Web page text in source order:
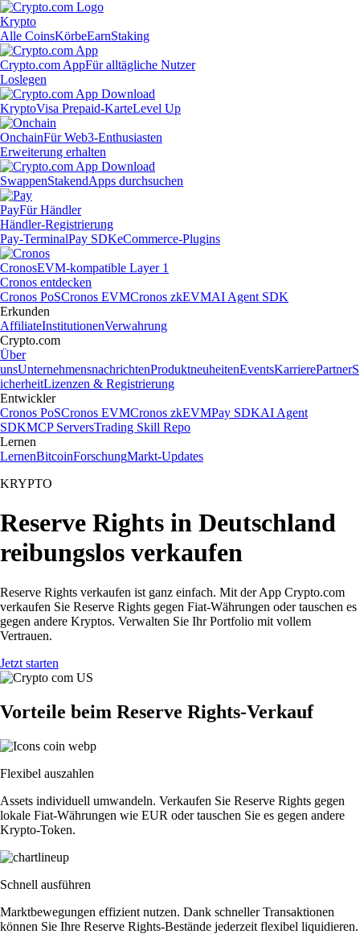
Krypto
Alle CoinsKörbeEarnStaking
Crypto.com AppFür alltägliche Nutzer
Loslegen
KryptoVisa Prepaid-KarteLevel Up
OnchainFür Web3-Enthusiasten
Erweiterung erhalten
SwappenStakendApps durchsuchen
PayFür Händler
Händler-Registrierung
Pay-TerminalPay SDKeCommerce-Plugins
CronosEVM-kompatible Layer 1
Cronos entdecken
Cronos PoSCronos EVMCronos zkEVMAI Agent SDK
Erkunden
AffiliateInstitutionenVerwahrung
Crypto.com
Über
unsUnternehmensnachrichtenProduktneuheitenEventsKarrierePartnerS
icherheitLizenzen & Registrierung
Entwickler
Cronos PoSCronos EVMCronos zkEVMPay SDKAI Agent
SDKMCP ServersTrading Skill Repo
Lernen
LernenBitcoinForschungMarkt-Updates
KRYPTO
Reserve Rights in Deutschland
reibungslos verkaufen
Reserve Rights verkaufen ist ganz einfach. Mit der App Crypto.com
verkaufen Sie Reserve Rights gegen Fiat-Währungen oder tauschen es
gegen andere Kryptos. Verwalten Sie Ihr Portfolio mit vollem
Vertrauen.
Jetzt starten
Vorteile beim Reserve Rights-Verkauf
Flexibel auszahlen
Assets individuell umwandeln. Verkaufen Sie Reserve Rights gegen
lokale Fiat-Währungen wie EUR oder tauschen Sie es gegen andere
Krypto-Token.
Schnell ausführen
Marktbewegungen effizient nutzen. Dank schneller Transaktionen
können Sie Ihre Reserve Rights-Bestände jederzeit flexibel liquidieren.